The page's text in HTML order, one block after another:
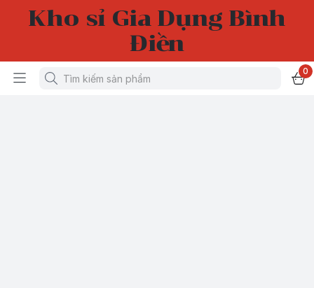
Kho sỉ Gia Dụng Bình
Điền
0